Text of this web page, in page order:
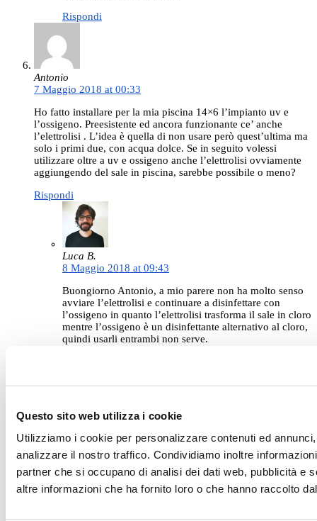
Questo sito web utilizza i cookie
Utilizziamo i cookie per personalizzare contenuti ed
analizzare il nostro traffico. Condividiamo inoltre
partner che si occupano di analisi dei dati web, pubblicità e
altre informazioni che ha fornito loro o che hanno raccolto
Rispondi
Antonio
7 Maggio 2018 at 00:33
Ho fatto installare per la mia piscina 14×6 l’impianto uv e
l’ossigeno. Preesistente ed ancora funzionante ce’ anche
l’elettrolisi . L’idea è quella di non usare però quest’ultima ma
solo i primi due, con acqua dolce. Se in seguito volessi
utilizzare oltre a uv e ossigeno anche l’elettrolisi ovviamente
aggiungendo del sale in piscina, sarebbe possibile o meno?
Rispondi
Luca B.
8 Maggio 2018 at 09:43
Buongiorno Antonio, a mio parere non ha molto senso
avviare l’elettrolisi e continuare a disinfettare con
l’ossigeno in quanto l’elettrolisi trasforma il sale in cloro
mentre l’ossigeno è un disinfettante alternativo al cloro,
quindi usarli entrambi non serve.
Alessandra V.
30 Agosto 2018 at 12:38
Buongiorno, vorrei realizzare una piscina interrata e una delle
soluzioni che mi è stata proposta è quella UV.
Questo quanto viene dichiarato: